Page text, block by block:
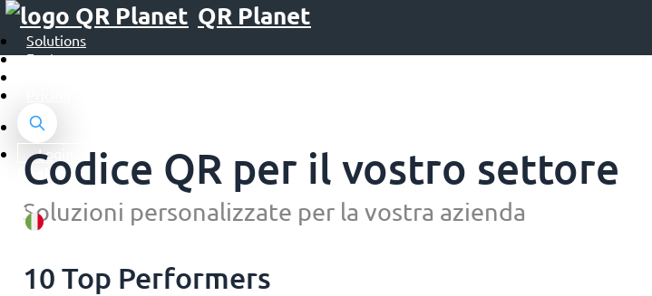
QR Planet
Solutions
Features
Login
Register
Codice QR per il vostro settore
Soluzioni personalizzate per la vostra azienda
10 Top Performers